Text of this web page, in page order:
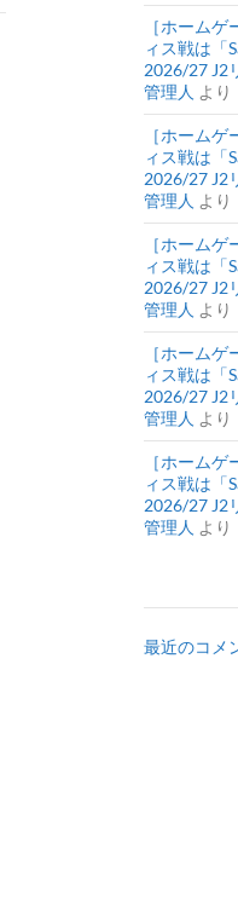
［ホーム
ィス戦は「
2026/27 J2
管理人 より
［ホーム
ィス戦は「
2026/27 J2
管理人 より
［ホーム
ィス戦は「
2026/27 J2
管理人 より
［ホーム
ィス戦は「
2026/27 J2
管理人 より
［ホーム
ィス戦は「
2026/27 J2
管理人 より
最近のコメ